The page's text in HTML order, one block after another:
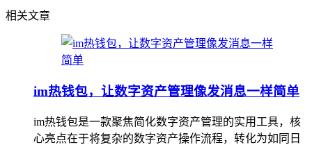
相关文章
im热钱包，让数字资产管理像发消息一样简单
im热钱包是一款聚焦简化数字资产管理的实用工具，核
心亮点在于将复杂的数字资产操作流程，转化为如同日